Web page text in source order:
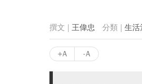
王偉忠 生活
+A -A